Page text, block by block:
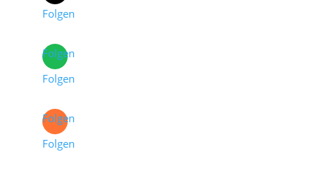
Folgen
Folgen
Folgen
Folgen
Folgen